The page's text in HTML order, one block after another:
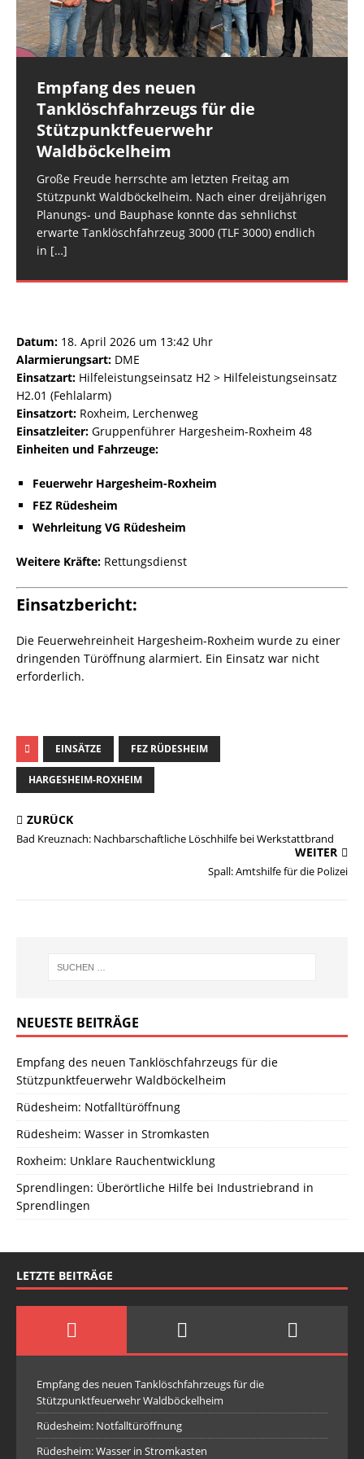
Empfang des neuen
Tanklöschfahrzeugs für die
Stützpunktfeuerwehr
Waldböckelheim
Große Freude herrschte am letzten Freitag am
Stützpunkt Waldböckelheim. Nach einer dreijährigen
Planungs- und Bauphase konnte das sehnlichst
erwarte Tanklöschfahrzeug 3000 (TLF 3000) endlich
in […]
Rüdesheim: Notfalltüröffnung
Datum: 5. August 2026 um
08:41 UhrAlarmierungsart: DME,
GroupAlarmEinsatzart: Hilfeleistungseinsatz H2 >
NahestraßeEinsatzleiter: Wehrleiter VG
RüdesheimEinheiten und Fahrzeuge: Einsatzgruppe
DLZ: Einsatzgruppe DLZ mit[…]
Gruppenführer Rüdesheim 45Einheiten und
Fahrzeuge: Feuerwehr Rüdesheim: FW […]
Brandeinsatz B1.05 (Fehlalarm)Einsatzort: Roxheim,
Gemarkung Ri. St. KatharinenEinsatzleiter:
Wehrleiter-Stellvertreter 2 VG RüdesheimEinheiten
und Fahrzeuge:[…]
Sprendlingen, Gau-Bickelheimer StraßeEinsatzleiter:
BKI Landkreis Mainz-BingenEinheiten und
Fahrzeuge: Feuerwehr Hargesheim-Roxheim: FW
Hargesheim-Roxheim LF 20 KatS[…]
Datum: 18. April 2026 um 13:42 Uhr
Alarmierungsart: DME
Einsatzart: Hilfeleistungseinsatz H2 > Hilfeleistungseinsatz
H2.01 (Fehlalarm)
Einsatzort: Roxheim, Lerchenweg
Einsatzleiter: Gruppenführer Hargesheim-Roxheim 48
Einheiten und Fahrzeuge:
Feuerwehr Hargesheim-Roxheim
FEZ Rüdesheim
Wehrleitung VG Rüdesheim
Weitere Kräfte: Rettungsdienst
Einsatzbericht:
Die Feuerwehreinheit Hargesheim-Roxheim wurde zu einer
dringenden Türöffnung alarmiert. Ein Einsatz war nicht
erforderlich.
EINSÄTZE FEZ RÜDESHEIM
HARGESHEIM-ROXHEIM
ZURÜCK
Bad Kreuznach: Nachbarschaftliche Löschhilfe bei Werkstattbrand
WEITER
Spall: Amtshilfe für die Polizei
NEUESTE BEITRÄGE
Empfang des neuen Tanklöschfahrzeugs für die
Stützpunktfeuerwehr Waldböckelheim
Rüdesheim: Notfalltüröffnung
Rüdesheim: Wasser in Stromkasten
Roxheim: Unklare Rauchentwicklung
Sprendlingen: Überörtliche Hilfe bei Industriebrand in
Sprendlingen
LETZTE BEITRÄGE
Empfang des neuen Tanklöschfahrzeugs für die
Stützpunktfeuerwehr Waldböckelheim
Rüdesheim: Notfalltüröffnung
Rüdesheim: Wasser in Stromkasten